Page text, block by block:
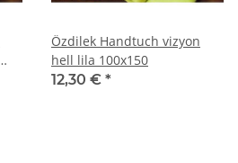
Özdilek Handtuch vizyon
hell lila 100x150
12,30 € *